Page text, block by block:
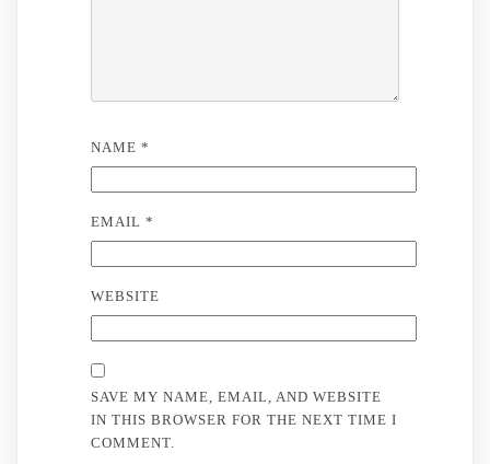
NAME *
EMAIL *
WEBSITE
SAVE MY NAME, EMAIL, AND WEBSITE
IN THIS BROWSER FOR THE NEXT TIME I
COMMENT.